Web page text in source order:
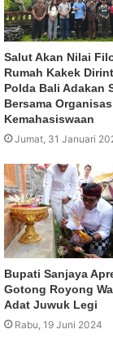
Salut Akan Nilai
Rumah Kakek
Polda Bali Adakan
Bersama
Kemahasiswaan
Jumat, 31 Januari
Bupati Sanjaya
Gotong Royong
Adat Juwuk Legi
Rabu, 19 Juni 2024